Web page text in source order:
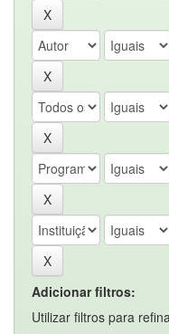
Adicionar filtros:
Utilizar filtros para